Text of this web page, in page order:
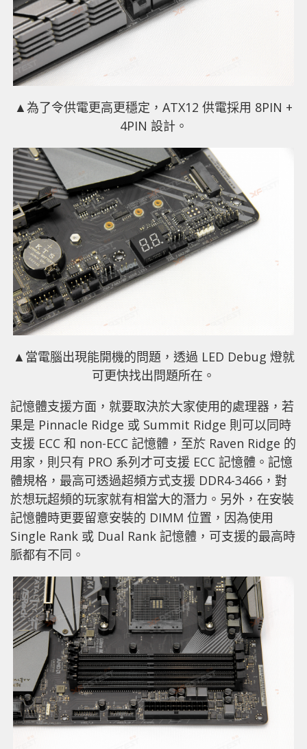
▲為了令供電更高更穩定，ATX12 供電採用 8PIN +
4PIN 設計。
▲當電腦出現能開機的問題，透過 LED Debug 燈就
可更快找出問題所在。
記憶體支援方面，就要取決於大家使用的處理器，若
果是 Pinnacle Ridge 或 Summit Ridge 則可以同時
支援 ECC 和 non-ECC 記憶體，至於 Raven Ridge 的
用家，則只有 PRO 系列才可支援 ECC 記憶體。記憶
體規格，最高可透過超頻方式支援 DDR4-3466，對
於想玩超頻的玩家就有相當大的潛力。另外，在安裝
記憶體時更要留意安裝的 DIMM 位置，因為使用
Single Rank 或 Dual Rank 記憶體，可支援的最高時
脈都有不同。